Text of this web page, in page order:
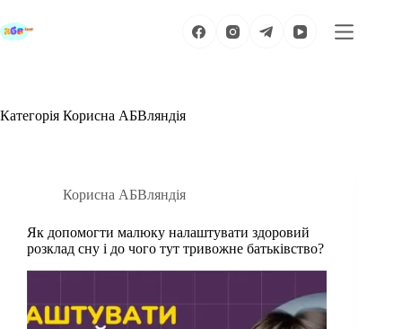
до
вмісту
Категорія Корисна АБВляндія
Корисна АБВляндія
Як допомогти малюку налаштувати здоровий
розклад сну і до чого тут тривожне батьківство?